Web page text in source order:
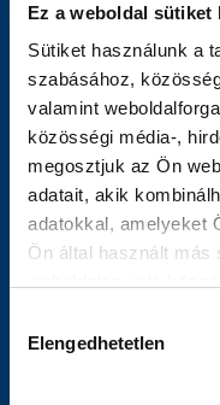
Ez a weboldal sütiket
Sütiket használunk a
szabásához,
valamint
közösségi média-,
megosztjuk az Ön
adatait, akik
adatokkal, amelyeket
Ön által használt más
kiválasztása
Elengedhetetlen